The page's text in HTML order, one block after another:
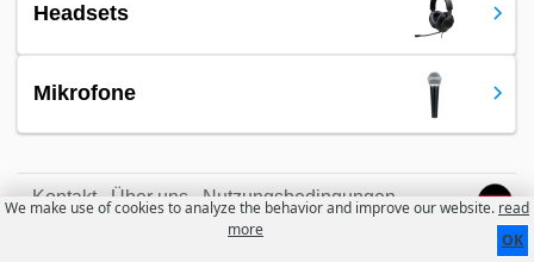
Headsets
Mikrofone
Kontakt Über uns Nutzungsbedingungen
We make use of cookies to analyze the behavior and improve our website. read
more
OK